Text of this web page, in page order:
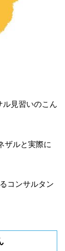
ル見習いのこん
ザルと実際に
コンサルタン